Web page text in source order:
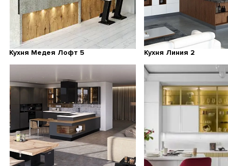
Кухня Медея Лофт 5 Кухня Линия 2